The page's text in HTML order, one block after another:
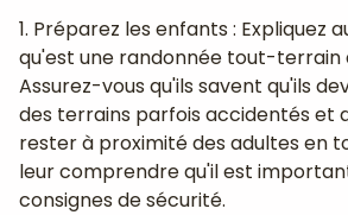
1. Préparez les enfants : Expliquez
qu'est une randonnée tout-terrain
Assurez-vous qu'ils savent qu'ils
des terrains parfois accidentés et
rester à proximité des adultes en
leur comprendre qu'il est
consignes de sécurité.